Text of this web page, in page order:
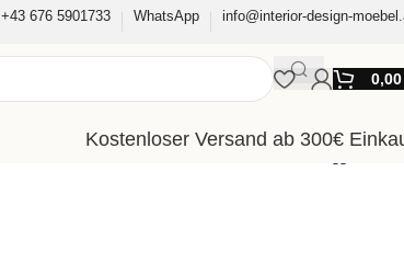
+43 676 5901733 WhatsApp info@interior-design-
Kostenloser Versand ab 300€